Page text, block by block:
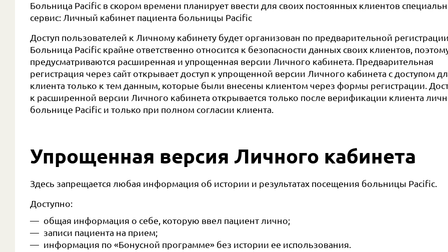
Больница Pacific в скором времени планирует ввести для своих постоянных клиентов
сервис: Личный кабинет пациента больницы Pacific
Доступ пользователей к Личному кабинету будет организован по предварительной
Больница Pacific крайне ответственно относится к безопасности данных своих клиентов,
предусматриваются расширенная и упрощенная версии Личного кабинета. Предварительная
регистрация через сайт открывает доступ к упрощенной версии Личного кабинета с доступом
клиента только к тем данным, которые были внесены клиентом через формы регистрации.
к расширенной версии Личного кабинета открывается только после верификации клиента
больнице Pacific и только при полном согласии клиента.
Упрощенная версия Личного кабинета
Здесь запрещается любая информация об истории и результатах посещения больницы Pacific.
Доступно:
общая информация о себе, которую ввел пациент лично;
записи пациента на прием;
информация по «Бонусной программе» без истории ее использования.